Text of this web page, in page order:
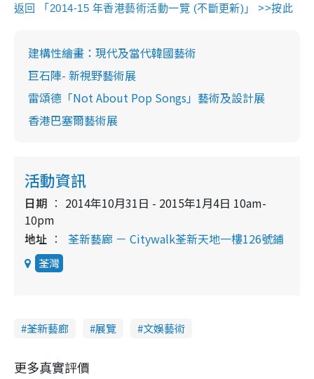
返回 「2014-15 年香港藝術活動一覽 (不斷更新)」 >>按此
建構性繪畫：現代及當代韓國藝術
巨石陣- 新視野藝術展
雷頌德「Not About Pop Songs」藝術及設計展
香港巴塞爾藝術展
活動資訊
日期
2014年10月31日 - 2015年1月4日 10am-
10pm
地址
荃新藝廊 － Citywalk荃新天地一樓126號鋪
荃灣
荃新藝廊 展覽 文娛藝術
更多真實評價